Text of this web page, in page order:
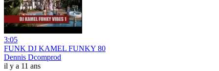
3:05
FUNK DJ KAMEL FUNKY 80
Dennis Dcomprod
il y a 11 ans